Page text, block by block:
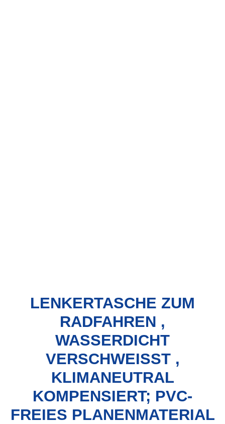
LENKERTASCHE ZUM
RADFAHREN ,
WASSERDICHT
VERSCHWEISST , K
LIMANEUTRAL K
OMPENSIERT; PVC-F
REIES PLANENMATERIAL ,